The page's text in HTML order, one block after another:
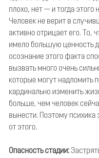
плохо, нет — и тогда этого
Человек не верит в
активно отрицает его. То,
имело большую ценность
осознание этого факта
вызвать много очень
которые могут надломить
кардинально изменить
больше, чем человек
вынести. Поэтому
от этого.
Опасность стадии: